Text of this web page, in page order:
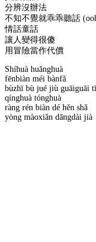
分辨沒辦法
不知不覺就乖乖聽話
情話童話
讓人變得很傻
用冒險當作代價
Shíhuà huǎnghuà
fēnbiàn méi bànfǎ
bùzhī bù jué jiù guāiguāi
qínghuà tónghuà
ràng rén biàn dé hěn shǎ
yòng màoxiǎn dāngdài jià